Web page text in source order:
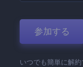
参加する
いつでも簡単に解約